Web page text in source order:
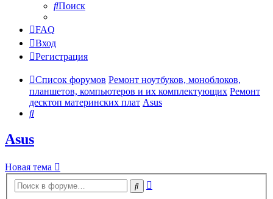
Поиск
FAQ
Вход
Регистрация
Список форумов Ремонт ноутбуков, моноблоков,
планшетов, компьютеров и их комплектующих Ремонт
десктоп материнских плат Asus
Поиск
Asus
Новая
тема
Новая тема
Поиск